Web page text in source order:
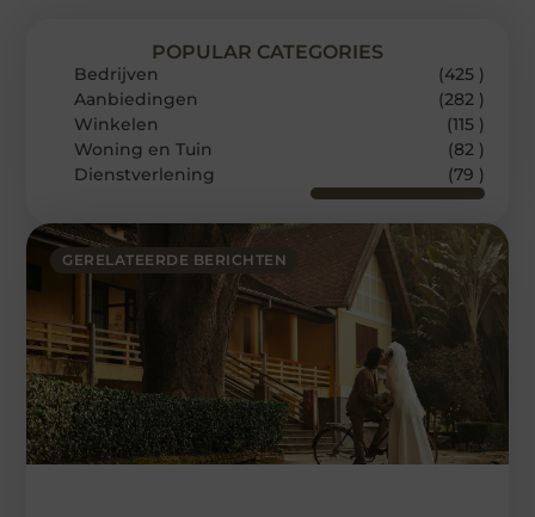
GERELATEERDE BERICHTEN
POPULAR CATEGORIES
Bedrijven
(425 )
Aanbiedingen
(282 )
Winkelen
(115 )
Woning en Tuin
(82 )
Dienstverlening
(79 )